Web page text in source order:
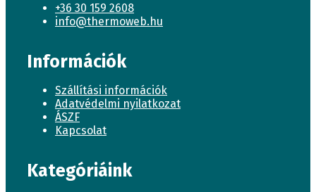
+36 30 159 2608
info@thermoweb.hu
Információk
Szállítási információk
Adatvédelmi nyilatkozat
ÁSZF
Kapcsolat
Kategóriáink